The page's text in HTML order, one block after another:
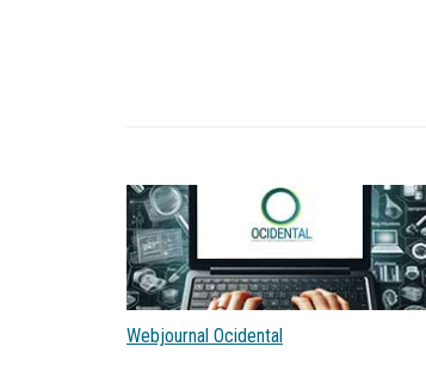
Webjournal Ocidental